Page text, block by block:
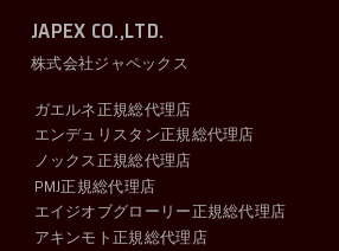
JAPEX CO.,LTD.
株式会社ジャペックス
ガエルネ正規総代理店
エンデュリスタン正規総代理店
ノックス正規総代理店
PMJ正規総代理店
エイジオブグローリー正規総代理店
アキンモト正規総代理店